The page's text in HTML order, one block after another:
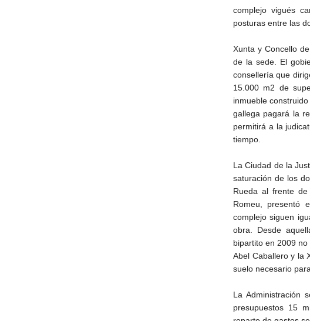
complejo vigués
posturas entre las
Xunta y Concello
de la sede. El
consellería que
15.000 m2 de
inmueble
gallega pagará la
permitirá a la
tiempo.
La Ciudad de la
saturación de los
Rueda al frente
Romeu, presentó
complejo siguen
obra. Desde
bipartito en 2009
Abel Caballero y la
suelo necesario
La Administración
presupuestos 15